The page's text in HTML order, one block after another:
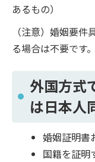
あるもの）
（注意）婚姻要
る場合は不要です。
外国方式
は日本人
婚姻証明書
国籍を証明